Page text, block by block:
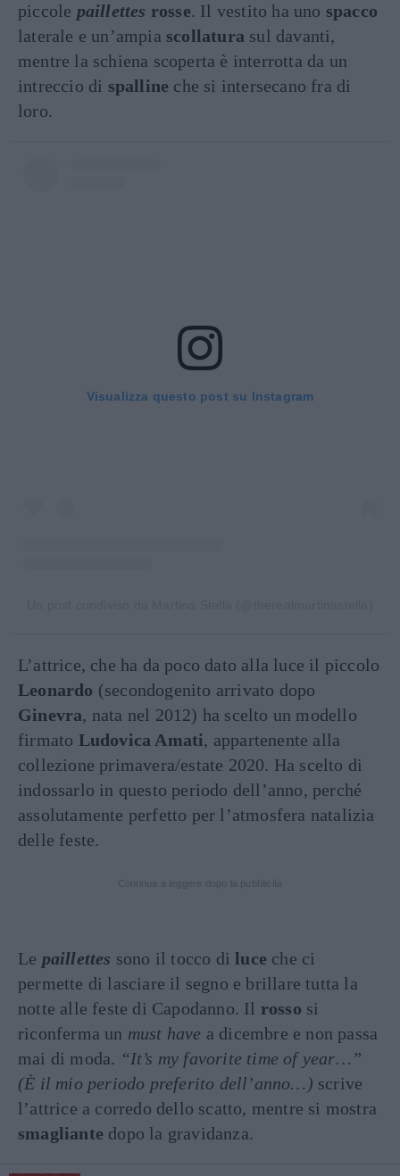
piccole paillettes rosse. Il vestito ha uno spacco
laterale e un’ampia scollatura sul davanti,
mentre la schiena scoperta è interrotta da un
intreccio di spalline che si intersecano fra di
loro.
Visualizza questo post su Instagram
L’attrice, che ha da poco dato alla luce il piccolo
Leonardo (secondogenito arrivato dopo
Ginevra, nata nel 2012) ha scelto un modello
firmato Ludovica Amati, appartenente alla
collezione primavera/estate 2020. Ha scelto di
indossarlo in questo periodo dell’anno, perché
assolutamente perfetto per l’atmosfera natalizia
delle feste.
Le paillettes sono il tocco di luce che ci
permette di lasciare il segno e brillare tutta la
notte alle feste di Capodanno. Il rosso si
riconferma un must have a dicembre e non passa
mai di moda. “It’s my favorite time of year…”
(È il mio periodo preferito dell’anno…) scrive
l’attrice a corredo dello scatto, mentre si mostra
smagliante dopo la gravidanza.